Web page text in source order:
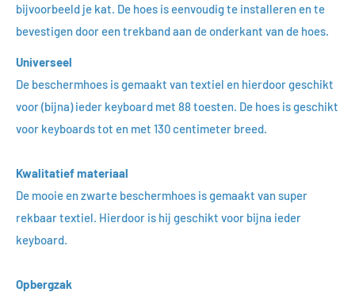
bijvoorbeeld je kat. De hoes is eenvoudig te installeren en te
bevestigen door een trekband aan de onderkant van de hoes.
Universeel
De beschermhoes is gemaakt van textiel en hierdoor geschikt
voor (bijna) ieder keyboard met 88 toesten. De hoes is geschikt
voor keyboards tot en met 130 centimeter breed.
Kwalitatief materiaal
De mooie en zwarte beschermhoes is gemaakt van super
rekbaar textiel. Hierdoor is hij geschikt voor bijna ieder
keyboard.
Opbergzak